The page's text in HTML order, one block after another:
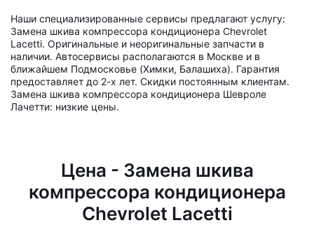
Наши специализированные сервисы предлагают услугу:
Замена шкива компрессора кондиционера Chevrolet
Lacetti. Оригинальные и неоригинальные запчасти в
наличии. Автосервисы располагаются в Москве и в
ближайшем Подмосковье (Химки, Балашиха). Гарантия
предоставляет до 2-х лет. Скидки постоянным клиентам.
Замена шкива компрессора кондиционера Шевроле
Лачетти: низкие цены.
Цена - Замена шкива
компрессора кондиционера
Chevrolet Lacetti